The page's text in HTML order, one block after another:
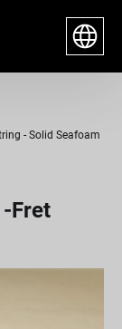
- Solid Seafoam
Fret